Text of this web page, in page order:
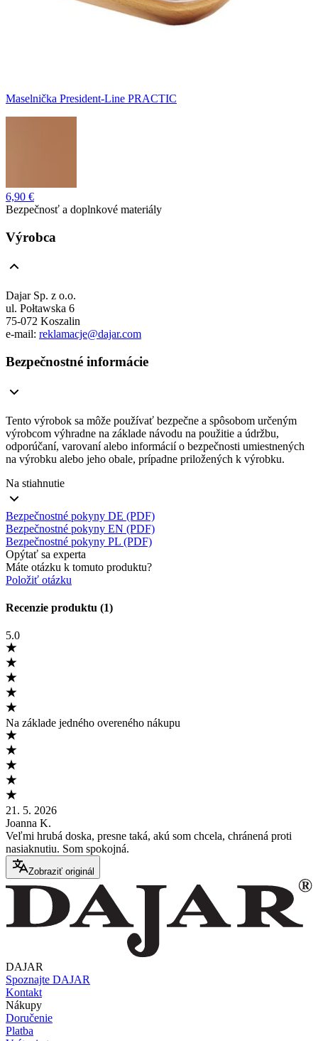
Maselnička President-Line PRACTIC
6,90 €
Bezpečnosť a doplnkové materiály
Výrobca
Dajar Sp. z o.o.
ul. Połtawska 6
75-072 Koszalin
e-mail: reklamacje@dajar.com
Bezpečnostné informácie
Tento výrobok sa môže používať bezpečne a spôsobom určeným
výrobcom výhradne na základe návodu na použitie a údržbu,
odporúčaní, varovaní alebo informácií o bezpečnosti umiestnených
na výrobku alebo jeho obale, prípadne priložených k výrobku.
Na stiahnutie
Bezpečnostné pokyny DE (PDF)
Bezpečnostné pokyny EN (PDF)
Bezpečnostné pokyny PL (PDF)
Opýtať sa experta
Máte otázku k tomuto produktu?
Položiť otázku
Recenzie produktu (1)
5.0
Na základe jedného overeného nákupu
21. 5. 2026
Joanna K.
Veľmi hrubá doska, presne taká, akú som chcela, chránená proti
nasiaknutiu. Som spokojná.
Zobraziť originál
DAJAR
Spoznajte DAJAR
Kontakt
Nákupy
Doručenie
Platba